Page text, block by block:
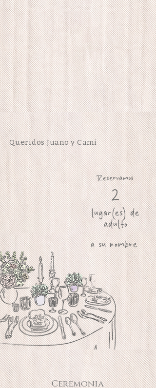
Queridos Juano y Cami
Reservamos
2
lugar(es) de
adulto
a su nombre
Ceremonia